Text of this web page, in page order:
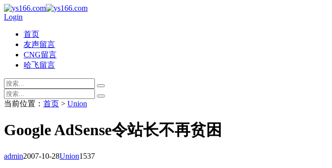
Login
首页
友声留言
CNG留言
哈飞留言
当前位置： 首页 > Union
Google AdSense令站长不再贫困
admin2007-10-28Union1537